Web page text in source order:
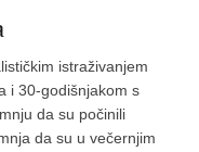
istraživanjem
i 30-godišnjakom s
da su počinili
da su u večernjim